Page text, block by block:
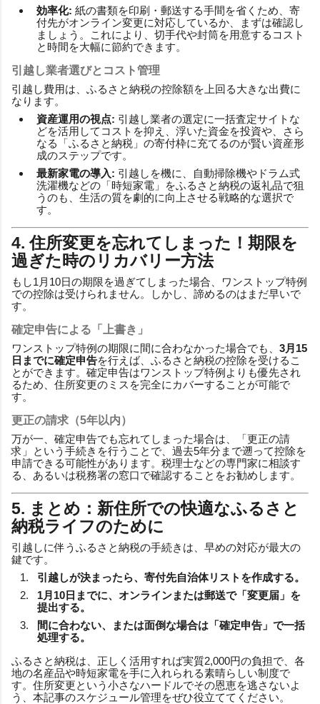
効率化: 紙の書類を印刷・郵送する手間を省くため、寄
付先がオンライン変更に対応しているか、まずは確認し
ましょう。これにより、切手代や封筒を用意するコスト
と時間を大幅に節約できます。
引越し業者選びとコスト管理
引越し費用は、ふるさと納税の控除額を上回る大きな出費に
なります。
資産運用の視点: 引越し業者の選定に一括査定サイトな
どを活用してコストを抑え、浮いた資金を投資や、さら
なる「ふるさと納税」の寄付枠に充てるのが賢い資産形
成のステップです。
最新家電の導入: 引越しを機に、自動掃除機やドラム式
洗濯機などの「時短家電」をふるさと納税の返礼品で狙
うのも、生活の質を劇的に向上させる戦略的な選択で
す。
4. 住所変更を忘れてしまった！期限を
過ぎた時のリカバリー方法
もし1月10日の期限を過ぎてしまった場合、ワンストップ特例
での控除は受けられません。しかし、諦めるのはまだ早いで
す。
確定申告による「上書き」
ワンストップ特例の期限に間に合わなかった場合でも、 3月15
日までに確定申告を行えば、ふるさと納税の控除を受けるこ
とができます。確定申告はワンストップ特例よりも優先され
るため、住所変更のミスを完全にカバーすることが可能で
す。
更正の請求（5年以内）
万が一、確定申告でも忘れてしまった場合は、「更正の請
求」という手続きを行うことで、過去5年分まで遡って控除を
申請できる可能性があります。税理士などの専門家に相談す
る、あるいは税務署の窓口で確認することをお勧めします。
5. まとめ：新住所での快適なふるさと
納税ライフのために
引越しに伴うふるさと納税の手続きは、早めの対応が最大の
鍵です。
引越しが決まったら、寄付先自治体リストを作成する。
1月10日までに、オンラインまたは郵送で「変更届」を
提出する。
間に合わない、または面倒な場合は「確定申告」で一括
処理する。
ふるさと納税は、正しく活用すれば実質2,000円の負担で、各
地の名産品や時短家電を手に入れられる素晴らしい制度で
す。住所変更という小さなハードルでその恩恵を逃さないよ
う、本記事のスケジュール管理をぜひ役立ててください。